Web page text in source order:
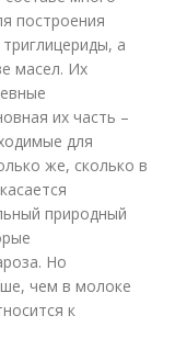
построения
а
масел. Их
их часть –
для
же, сколько в
природный
Но
чем в молоке
к